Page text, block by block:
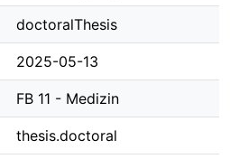
doctoralThesis
2025-05-13
FB 11 - Medizin
thesis.doctoral